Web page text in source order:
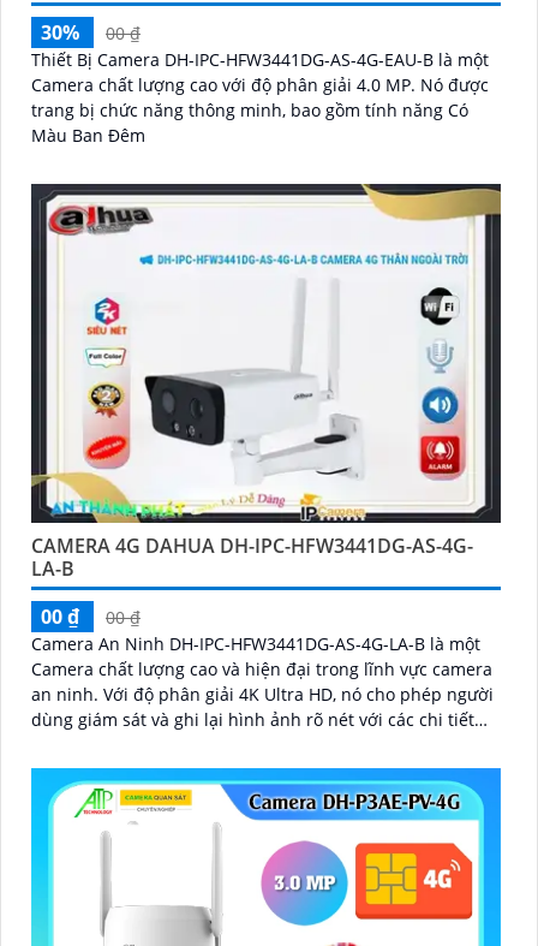
30%
00 ₫
Thiết Bị Camera DH-IPC-HFW3441DG-AS-4G-EAU-B là một
Camera chất lượng cao với độ phân giải 4.0 MP. Nó được
trang bị chức năng thông minh, bao gồm tính năng Có
Màu Ban Đêm
CAMERA 4G DAHUA DH-IPC-HFW3441DG-AS-4G-
LA-B
00 ₫
00 ₫
Camera An Ninh DH-IPC-HFW3441DG-AS-4G-LA-B là một
Camera chất lượng cao và hiện đại trong lĩnh vực camera
an ninh. Với độ phân giải 4K Ultra HD, nó cho phép người
dùng giám sát và ghi lại hình ảnh rõ nét với các chi tiết